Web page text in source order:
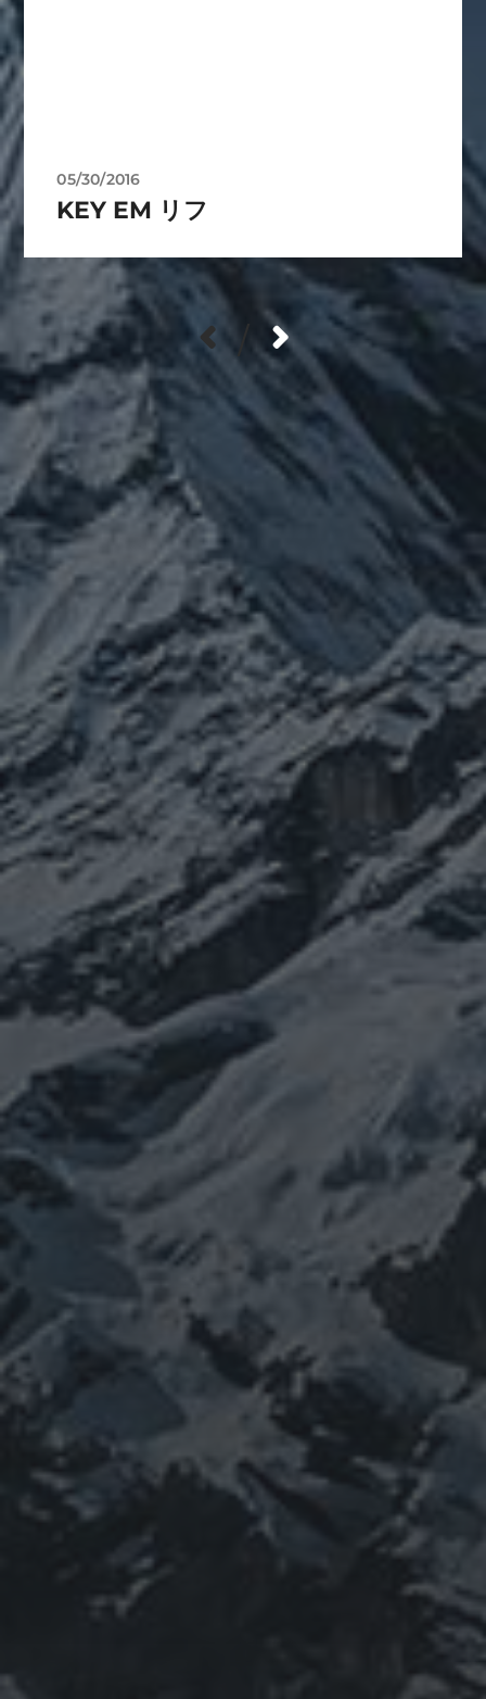
05/30/2016
KEY EM リフ
/
カテゴリー
お山 ぼやき日記 ウクライナ グ
ルメ チェルノブイリ ネパール メルマガ「龍の息
吹」 メルマガ【身体と宇宙と】 世界史 供養
修
行修行日記健康 医原病 大和魂 宇宙とつながる
山伏日記心 情勢 整体 旅人 時事問題 未分類 歴史
温熱療法 登山 祈り 祓い 神仏 神仙道 福島科学
(サイエンス)
経済 経絡経穴 菊名行者 被災地 身
体は宇宙
陰陽五行論 雑記 龍神
タグ
COVID-19featured nCoVSARS-
coV-2ウクライナ エネルギー代謝 コロナウ
イルス
チェルノブイリ
クチン
修行 修験道 健康
宙 寒行 山と法螺貝 山伏 山岳信仰
コロナウイルス
東洋医学
螺貝 珍型コロナ 福島 自然
選挙 龍神
PROFIEL
山岳信仰の行者です。山伏でもあります。2013年から
2016年にかけて福島通ったりチェルノブイリ訪ねた
り、ネパール訪ねたり。沢山ご縁がありました。
「日本人らしさ」を追い求めていたら先祖のご縁で神仏
ください。お家に眠っている法螺貝もお引き取りしてご